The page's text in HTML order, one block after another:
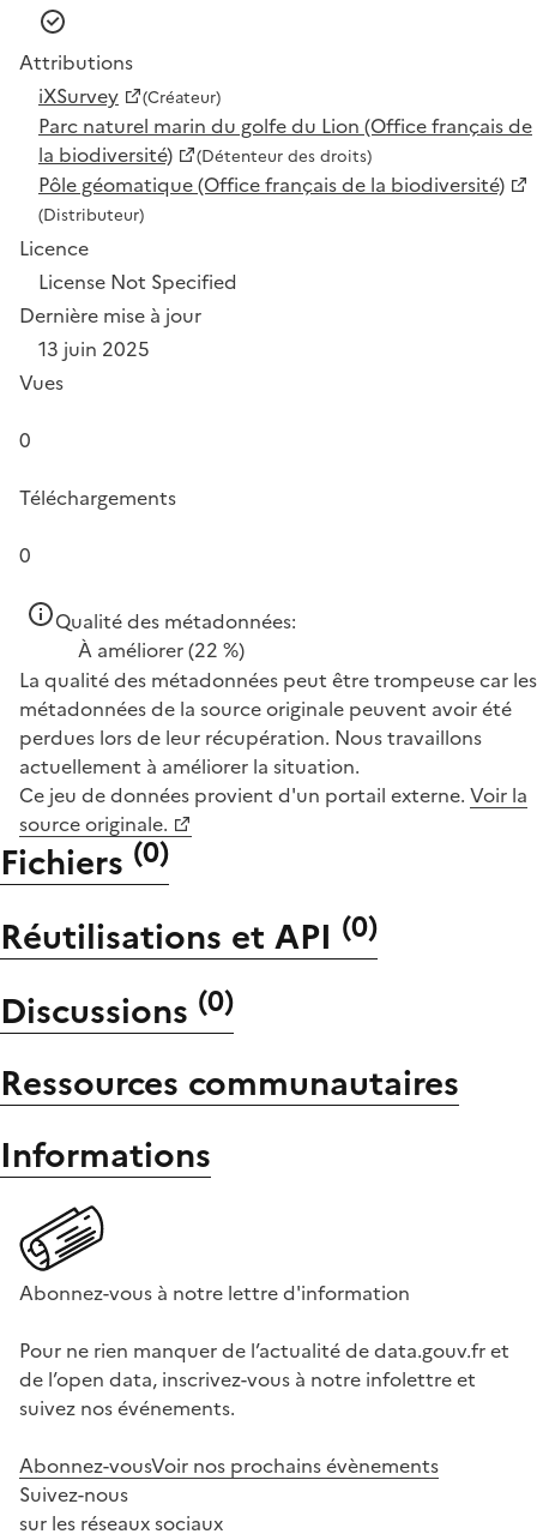
Attributions
iXSurvey
(Créateur)
Parc naturel marin du golfe du Lion (Office français de
la biodiversité)
(Détenteur des droits)
Pôle géomatique (Office français de la biodiversité)
(Distributeur)
Licence
License Not Specified
Dernière mise à jour
13 juin 2025
Vues
0
Téléchargements
0
Qualité des métadonnées:
À améliorer(22 %)
La qualité des métadonnées peut être trompeuse car les
métadonnées de la source originale peuvent avoir été
perdues lors de leur récupération. Nous travaillons
actuellement à améliorer la situation.
Ce jeu de données provient d'un portail externe. Voir la
source originale.
Fichiers (0)
Réutilisations et API (0)
Discussions (0)
Ressources communautaires
Informations
Abonnez-vous à notre lettre d'information
Pour ne rien manquer de l’actualité de data.gouv.fr et
de l’open data, inscrivez-vous à notre infolettre et
suivez nos événements.
Abonnez-vousVoir nos prochains évènements
Suivez-nous
sur les réseaux sociaux